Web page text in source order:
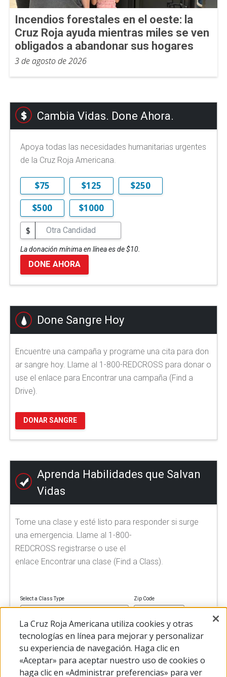
Incendios forestales en el oeste: la
Cruz Roja ayuda mientras miles se ven
obligados a abandonar sus hogares
3 de agosto de 2026
Cambia Vidas. Done Ahora.
Apoya todas las necesidades humanitarias urgentes
de la Cruz Roja Americana.
$75 $125
$250
$500
$1000
$
La donación mínima en línea es de $10.
DONE AHORA
Done Sangre Hoy
Encuentre una campaña y programe una cita para don
ar sangre hoy. Llame al 1-800-REDCROSS para donar o
use el enlace para Encontrar una campaña (Find a
Drive).
DONAR SANGRE
Aprenda Habilidades que Salvan
Vidas
Tome una clase y esté listo para responder si surge
una emergencia. Llame al 1-800-
REDCROSS registrarse o use el
enlace Encontrar una clase (Find a Class).
Select a Class Type Zip Code
FIND A CLASS
La Cruz Roja Americana utiliza cookies y otras
tecnologías en línea para mejorar y personalizar
su experiencia de navegación. Haga clic en
«Aceptar» para aceptar nuestro uso de cookies o
haga clic en «Administrar preferencias» para ver